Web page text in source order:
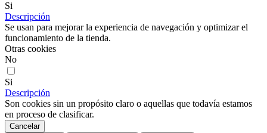
Si
Descripción
Se usan para mejorar la experiencia de navegación y optimizar el
funcionamiento de la tienda.
Otras cookies
No
Si
Descripción
Son cookies sin un propósito claro o aquellas que todavía estamos
en proceso de clasificar.
Cancelar